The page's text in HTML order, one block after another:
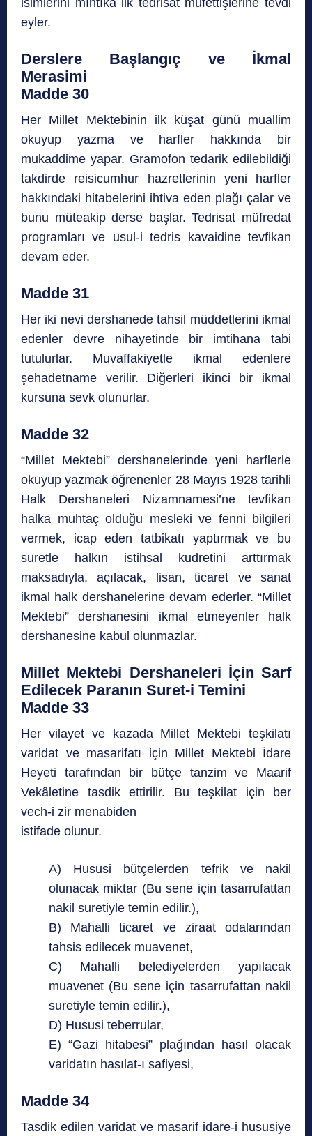
eyler.
Derslere Başlangıç ve İkmal
Merasimi
Madde 30
Her Millet Mektebinin ilk küşat günü muallim
okuyup yazma ve harfler hakkında bir
mukaddime yapar. Gramofon tedarik edilebildiği
takdirde reisicumhur hazretlerinin yeni harfler
hakkındaki hitabelerini ihtiva eden plağı çalar ve
bunu müteakip derse başlar. Tedrisat müfredat
programları ve usul-i tedris kavaidine tevfikan
devam eder.
Madde 31
Her iki nevi dershanede tahsil müddetlerini ikmal
edenler devre nihayetinde bir imtihana tabi
tutulurlar. Muvaffakiyetle ikmal edenlere
şehadetname verilir. Diğerleri ikinci bir ikmal
kursuna sevk olunurlar.
Madde 32
“Millet Mektebi” dershanelerinde yeni harflerle
okuyup yazmak öğrenenler 28 Mayıs 1928 tarihli
Halk Dershaneleri Nizamnamesi’ne tevfikan
halka muhtaç olduğu mesleki ve fenni bilgileri
vermek, icap eden tatbikatı yaptırmak ve bu
suretle halkın istihsal kudretini arttırmak
maksadıyla, açılacak, lisan, ticaret ve sanat
ikmal halk dershanelerine devam ederler. “Millet
Mektebi” dershanesini ikmal etmeyenler halk
dershanesine kabul olunmazlar.
Millet Mektebi Dershaneleri İçin Sarf
Edilecek Paranın Suret-i Temini
Madde 33
Her vilayet ve kazada Millet Mektebi teşkilatı
varidat ve masarifatı için Millet Mektebi İdare
Heyeti tarafından bir bütçe tanzim ve Maarif
Vekâletine tasdik ettirilir. Bu teşkilat için ber
vech-i zir menabiden
istifade olunur.
A) Hususi bütçelerden tefrik ve nakil
olunacak miktar (Bu sene için tasarrufattan
nakil suretiyle temin edilir.),
B) Mahalli ticaret ve ziraat odalarından
tahsis edilecek muavenet,
C) Mahalli belediyelerden yapılacak
muavenet (Bu sene için tasarrufattan nakil
suretiyle temin edilir.),
D) Hususi teberrular,
E) “Gazi hitabesi” plağından hasıl olacak
varidatın hasılat-ı safiyesi,
Madde 34
Tasdik edilen varidat ve masarif idare-i hususiye